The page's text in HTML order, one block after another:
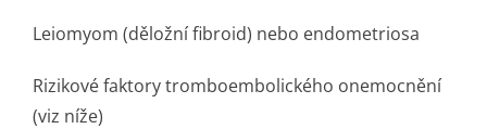
Leiomyom (děložní fibroid) nebo endometriosa
Rizikové faktory tromboembolického onemocnění
(viz níže)